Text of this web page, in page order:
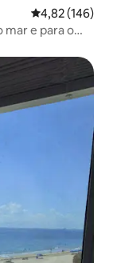
4,82 de uma
4,82 (146)
mar e para o